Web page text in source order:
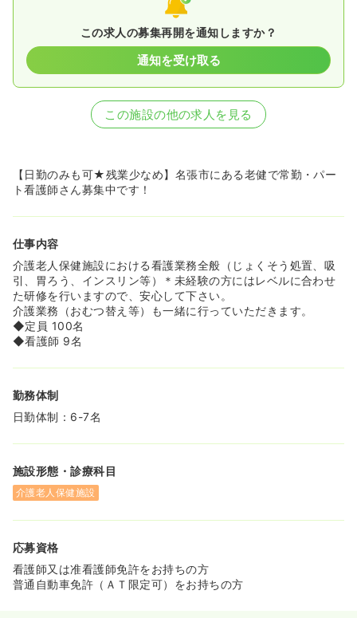
この求人の募集再開を通知しますか？
通知を受け取る
この施設の他の求人を見る
【日勤のみも可★残業少なめ】名張市にある老健で常勤・パー
ト看護師さん募集中です！
仕事内容
介護老人保健施設における看護業務全般（じょくそう処置、吸
引、胃ろう、インスリン等）＊未経験の方にはレベルに合わせ
た研修を行いますので、安心して下さい。
介護業務（おむつ替え等）も一緒に行っていただきます。
◆定員 100名
◆看護師 9名
勤務体制
日勤体制：6-7名
施設形態・診療科目
介護老人保健施設
応募資格
看護師又は准看護師免許をお持ちの方
普通自動車免許（ＡＴ限定可）をお持ちの方